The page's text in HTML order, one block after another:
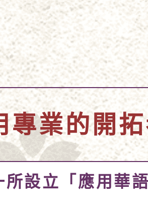
專業的開
設立「應用華